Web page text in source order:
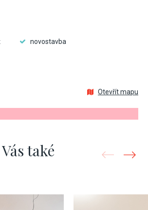
novostavba
Otevřít mapu
také